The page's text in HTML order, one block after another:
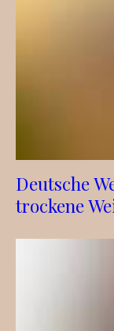
Deutsche
trockene